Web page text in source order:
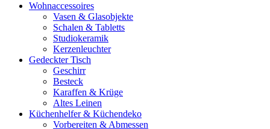
Wohnaccessoires
Vasen & Glasobjekte
Schalen & Tabletts
Studiokeramik
Kerzenleuchter
Gedeckter Tisch
Geschirr
Besteck
Karaffen & Krüge
Altes Leinen
Küchenhelfer & Küchendeko
Vorbereiten & Abmessen